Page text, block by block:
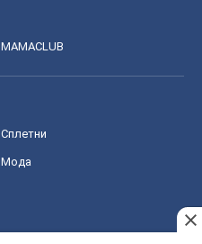
MAMACLUB
Сплетни
Мода